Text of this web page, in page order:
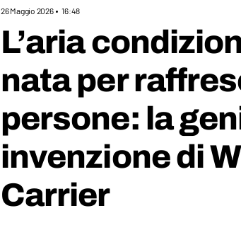
26 Maggio 2026 16:48
L’aria
nata per
persone: la
invenzione di
Carrier